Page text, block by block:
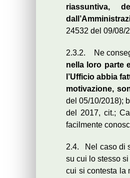
riassuntiva,
24532 del 09/08/
2.3.2. Ne
nella loro parte
l’Ufficio abbia
motivazione,
del 05/10/2018);
del 2017, cit.;
facilmente
2.4. Nel caso di
su cui lo stesso
cui si contesta la